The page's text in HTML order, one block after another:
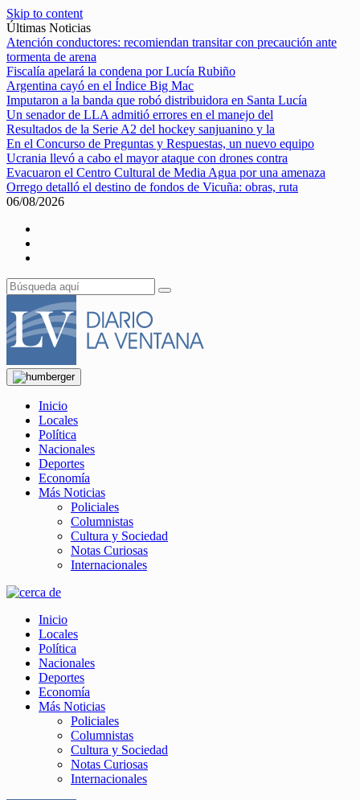
Skip to content
Últimas Noticias
Atención conductores: recomiendan transitar con precaución ante
tormenta de arena
Fiscalía apelará la condena por Lucía Rubiño
Argentina cayó en el Índice Big Mac
Imputaron a la banda que robó distribuidora en Santa Lucía
Un senador de LLA admitió errores en el manejo del
Resultados de la Serie A2 del hockey sanjuanino y la
En el Concurso de Preguntas y Respuestas, un nuevo equipo
Ucrania llevó a cabo el mayor ataque con drones contra
Evacuaron el Centro Cultural de Media Agua por una amenaza
Orrego detalló el destino de fondos de Vicuña: obras, ruta
06/08/2026
Inicio
Locales
Política
Nacionales
Deportes
Economía
Más Noticias
Policiales
Columnistas
Cultura y Sociedad
Notas Curiosas
Internacionales
Inicio
Locales
Política
Nacionales
Deportes
Economía
Más Noticias
Policiales
Columnistas
Cultura y Sociedad
Notas Curiosas
Internacionales